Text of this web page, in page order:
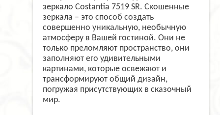
зеркало Costantia 7519 SR. Скошенные
зеркала – это способ создать
совершенно уникальную, необычную
атмосферу в Вашей гостиной. Они не
только преломляют пространство, они
заполняют его удивительными
картинами, которые освежают и
трансформируют общий дизайн,
погружая присутствующих в сказочный
мир.